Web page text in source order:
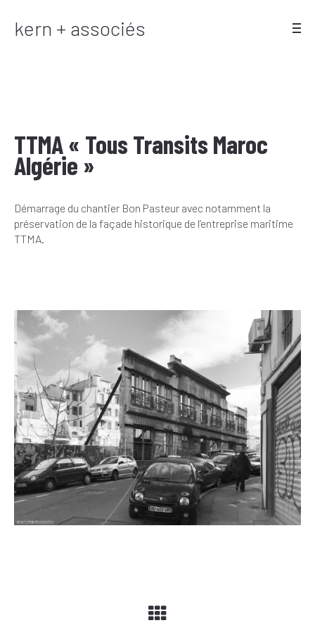
kern + associés
TTMA « Tous Transits Maroc
Algérie »
Démarrage du chantier Bon Pasteur avec notamment la
préservation de la façade historique de l’entreprise maritime
TTMA.